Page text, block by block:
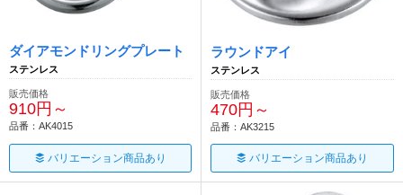
ダイアモンドリングプレート
ステンレス
販売価格
910円～
品番：AK4015
バリエーション商品あり
ラウンドアイ
ステンレス
販売価格
470円～
品番：AK3215
バリエーション商品あり